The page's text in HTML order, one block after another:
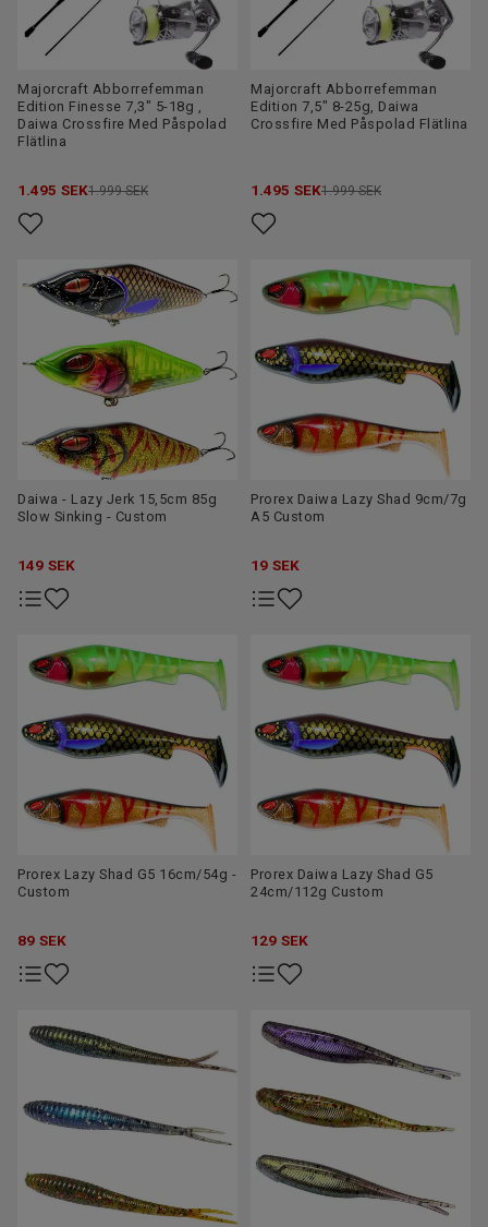
Majorcraft Abborrefemman
Edition Finesse 7,3" 5-18g ,
Daiwa Crossfire Med Påspolad
Flätlina
1.495 SEK1.999 SEK
Majorcraft Abborrefemman
Edition 7,5" 8-25g, Daiwa
Crossfire Med Påspolad Flätlina
1.495 SEK1.999 SEK
Daiwa - Lazy Jerk 15,5cm 85g
Slow Sinking - Custom
149 SEK
Prorex Daiwa Lazy Shad 9cm/7g
A5 Custom
19 SEK
Prorex Lazy Shad G5 16cm/54g -
Custom
89 SEK
Prorex Daiwa Lazy Shad G5
24cm/112g Custom
129 SEK